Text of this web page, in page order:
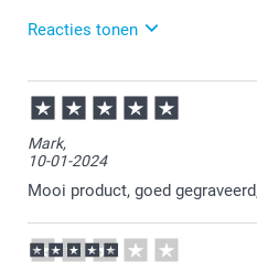
Reacties tonen
22-07-2024
10:22
Wat fijn dat je zo
onze klantenservice.
voor! Heel veel plezier
Mark,
10-01-2024
Mooi product, goed